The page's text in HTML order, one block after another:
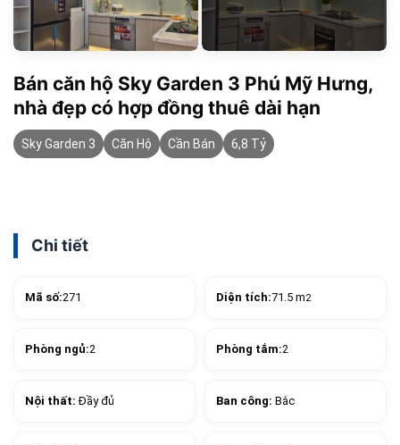
Bán căn hộ Sky Garden 3 Phú Mỹ Hưng,
nhà đẹp có hợp đồng thuê dài hạn
Sky Garden 3 Căn Hộ Cần Bán 6,8 Tỷ
Chi tiết
Mã số:271 Diện tích:71.5 m2
Phòng ngủ:2 Phòng tắm:2
Nội thất:Đầy đủ Ban công: Bắc